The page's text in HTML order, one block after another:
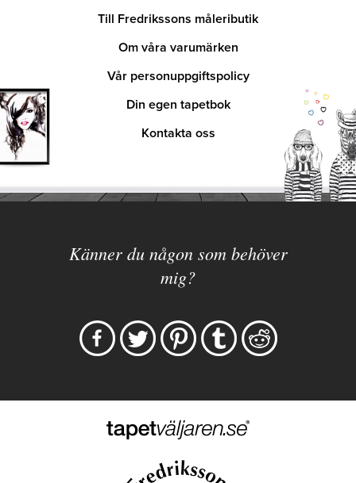
Till Fredrikssons måleributik
Om våra varumärken
Vår personuppgiftspolicy
Din egen tapetbok
Kontakta oss
Känner du någon som behöver
mig?